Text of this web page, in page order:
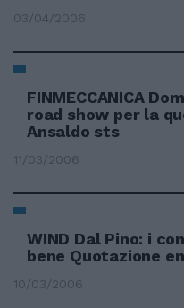
03/04/2006
FINMECCANICA
road show per la
Ansaldo sts
11/03/2006
WIND Dal Pino: i
bene Quotazione
10/03/2006